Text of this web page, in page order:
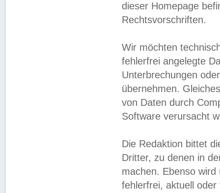
dieser Homepage
Rechtsvorschriften.
Wir möchten
fehlerfrei angelegte
Unterbrechungen
übernehmen.
von Daten durch
Software verursacht
Die Redaktion bittet
Dritter, zu denen in
machen. Ebenso
fehlerfrei, aktuell oder